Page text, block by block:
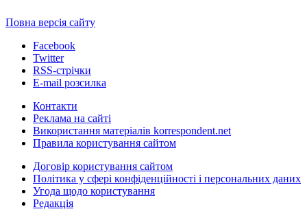
Повна версія сайту
Facebook
Twitter
RSS-стрічки
E-mail розсилка
Контакти
Реклама на сайті
Використання матеріалів korrespondent.net
Правила користування сайтом
Договір користування сайтом
Політика у сфері конфіденційності і персональних даних
Угода щодо користування
Редакція